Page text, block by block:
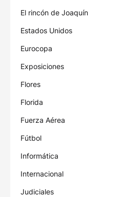
El rincón de Joaquín
Estados Unidos
Eurocopa
Exposiciones
Flores
Florida
Fuerza Aérea
Fútbol
Informática
Internacional
Judiciales